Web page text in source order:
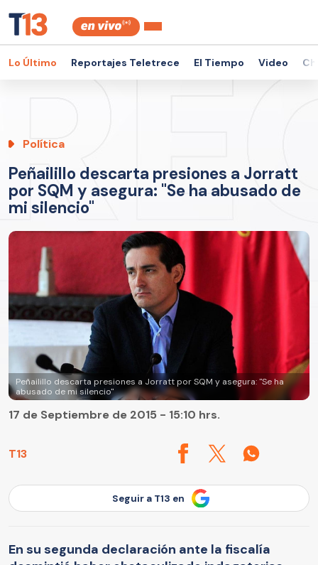
Lo Último Reportajes Teletrece El Tiempo Video
Política
Peñailillo descarta presiones a Jorratt
por SQM y asegura: "Se ha abusado de
mi silencio"
Peñailillo descarta presiones a Jorratt por SQM y asegura: "Se ha
abusado de mi silencio"
T13
17 de Septiembre de 2015 - 15:10 hrs.
Seguir a T13 en
En su segunda declaración ante la fiscalía